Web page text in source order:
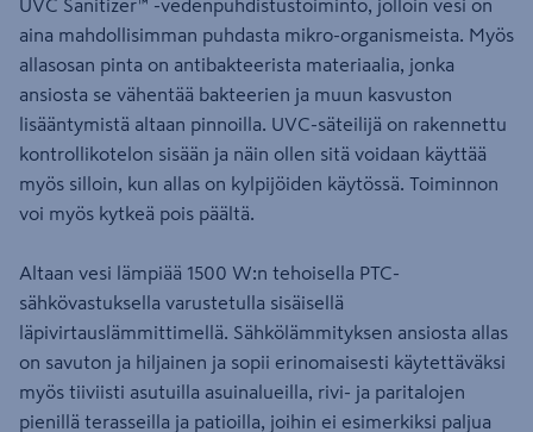
UVC Sanitizer™ -vedenpuhdistustoiminto, jolloin vesi on
aina mahdollisimman puhdasta mikro-organismeista. Myös
allasosan pinta on antibakteerista materiaalia, jonka
ansiosta se vähentää bakteerien ja muun kasvuston
lisääntymistä altaan pinnoilla. UVC-säteilijä on rakennettu
kontrollikotelon sisään ja näin ollen sitä voidaan käyttää
myös silloin, kun allas on kylpijöiden käytössä. Toiminnon
voi myös kytkeä pois päältä.
Altaan vesi lämpiää 1500 W:n tehoisella PTC-
sähkövastuksella varustetulla sisäisellä
läpivirtauslämmittimellä. Sähkölämmityksen ansiosta allas
on savuton ja hiljainen ja sopii erinomaisesti käytettäväksi
myös tiiviisti asutuilla asuinalueilla, rivi- ja paritalojen
pienillä terasseilla ja patioilla, joihin ei esimerkiksi paljua